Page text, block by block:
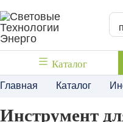
Каталог
Главная Каталог
Инструмент